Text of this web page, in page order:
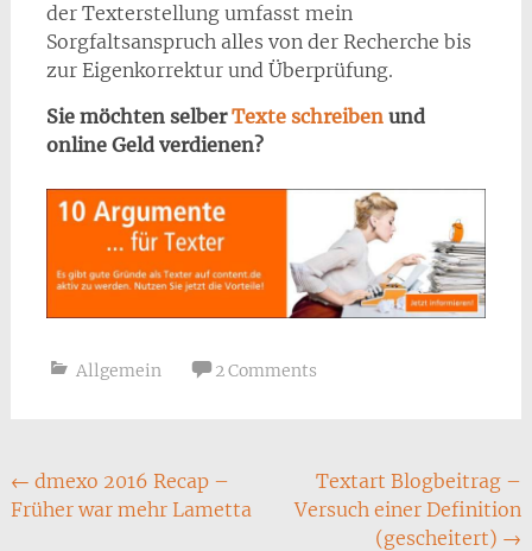
der Texterstellung umfasst mein
Sorgfaltsanspruch alles von der Recherche bis
zur Eigenkorrektur und Überprüfung.
Sie möchten selberTexte schreibenund
online Geld verdienen?
Allgemein 2 Comments
Post
navigation
← dmexo 2016 Recap –
Früher war mehr Lametta
Textart Blogbeitrag –
Versuch einer Definition
(gescheitert) →